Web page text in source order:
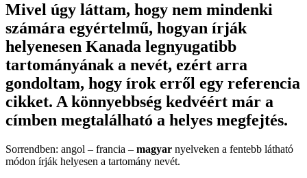
Mivel úgy láttam, hogy nem mindenki
számára egyértelmű, hogyan írják
helyenesen Kanada legnyugatibb
tartományának a nevét, ezért arra
gondoltam, hogy írok erről egy referencia
cikket. A könnyebbség kedvéért már a
címben megtalálható a helyes megfejtés.
Sorrendben: angol – francia – magyar nyelveken a fentebb látható
módon írják helyesen a tartomány nevét.